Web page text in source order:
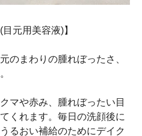
元用美容液)】
のまわりの腫れぼったさ、
マや赤み、腫れぼったい目
くれます。毎日の洗顔後に
るおい補給のためにデイク